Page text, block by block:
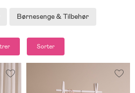
Børnesenge & Tilbehør
Sorter